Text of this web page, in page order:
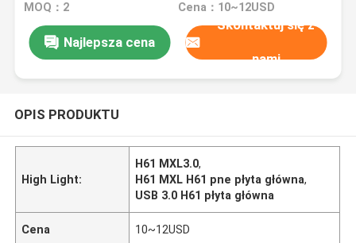
MOQ：2 Cena：10~12USD
Najlepsza cena
Skontaktuj się z
nami
OPIS PRODUKTU
High Light:
H61 MXL3.0,
H61 MXL H61 pne płyta główna,
USB 3.0 H61 płyta główna
Cena 10~12USD